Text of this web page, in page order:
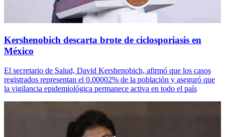
Kershenobich descarta brote de ciclosporiasis en
México
El secretario de Salud, David Kershenobich, afirmó que los casos
registrados representan el 0.00002% de la población y aseguró que
la vigilancia epidemiológica permanece activa en todo el país